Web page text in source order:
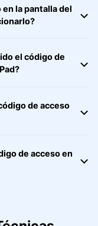
en la pantalla del
el código de
de acceso
de acceso en